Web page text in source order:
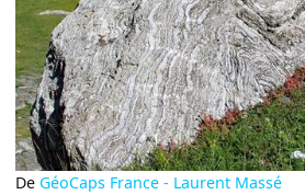
De GéoCaps France - Laurent Massé